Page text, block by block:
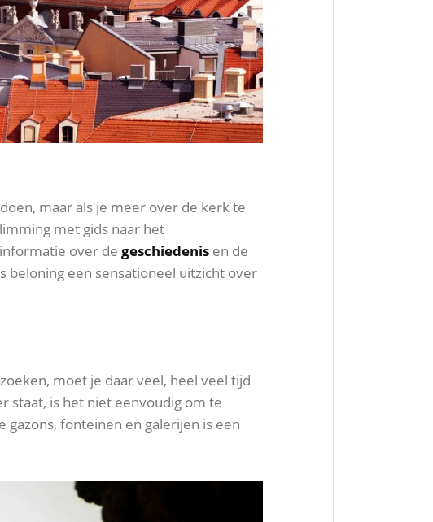
maar als je meer over de kerk te
met gids naar het
over de geschiedenis en de
beloning een sensationeel uitzicht over
moet je daar veel, heel veel tijd
staat, is het niet eenvoudig om te
gazons, fonteinen en galerijen is een